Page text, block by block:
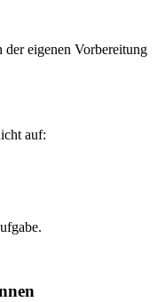
der eigenen Vorbereitung
auf: